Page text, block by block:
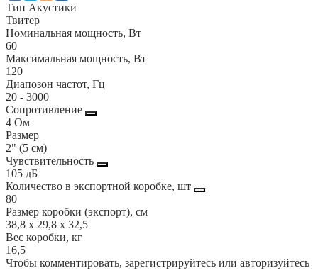
Тип Акустики
Твитер
Номинальная мощность, Вт
60
Максимальная мощность, Вт
120
Диапозон частот, Гц
20 - 3000
Сопротивление
4 Ом
Размер
2" (5 см)
Чувствительность
105 дБ
Количество в экспортной коробке, шт
80
Размер коробки (экспорт), см
38,8 x 29,8 x 32,5
Вес коробки, кг
16,5
Чтобы комментировать, зарегистрируйтесь или авторизуйтесь